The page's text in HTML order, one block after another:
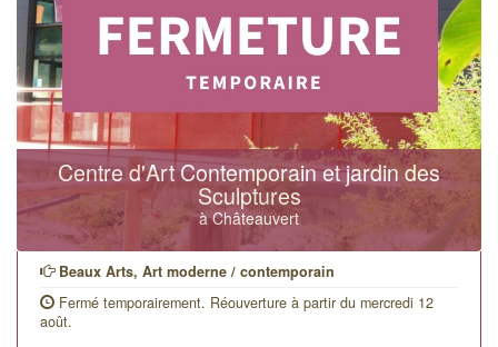
Centre d'Art Contemporain et jardin des
Sculptures
à Châteauvert
Beaux Arts, Art moderne / contemporain
Fermé temporairement. Réouverture à partir du mercredi 12
août.